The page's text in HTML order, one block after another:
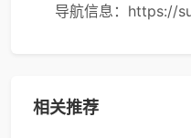
导航信息：https://
相关推荐